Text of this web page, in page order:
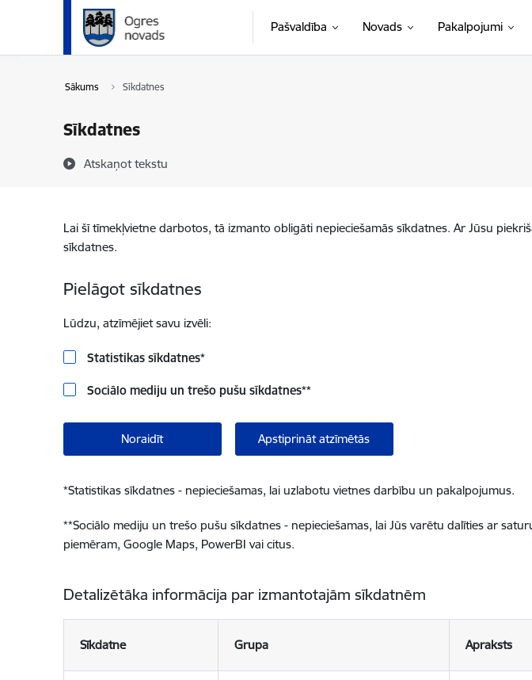
Pāriet uz lapas saturu
Pašvaldība Novads Pakalpojumi
Sākums Sīkdatnes
Sīkdatnes
Atskaņot tekstu
Lai šī tīmekļvietne darbotos, tā izmanto obligāti nepieciešamās sīkdatnes. Ar Jūsu
sīkdatnes.
Pielāgot sīkdatnes
Lūdzu, atzīmējiet savu izvēli:
Statistikas sīkdatnes*
Sociālo mediju un trešo pušu sīkdatnes**
Noraidīt Apstiprināt atzīmētās
*Statistikas sīkdatnes - nepieciešamas, lai uzlabotu vietnes darbību un pakalpojumus.
**Sociālo mediju un trešo pušu sīkdatnes - nepieciešamas, lai Jūs varētu dalīties ar
piemēram, Google Maps, PowerBI vai citus.
Detalizētāka informācija par izmantotajām sīkdatnēm
Sīkdatne Grupa Apraksts